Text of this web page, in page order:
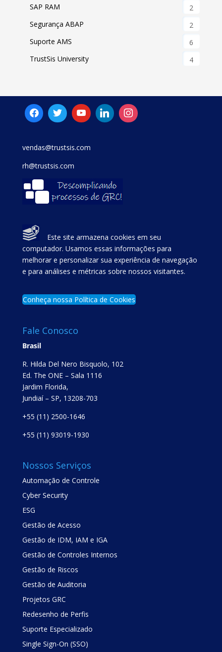
SAP RAM
2
Segurança ABAP
2
Suporte AMS
6
TrustSis University
4
vendas@trustsis.com
rh@trustsis.com
Este site armazena cookies em seu
computador. Usamos essas informações para
melhorar e personalizar sua experiência de navegação
e para análises e métricas sobre nossos visitantes.
Conheça nossa Política de Cookies
Fale Conosco
Brasil
R. Hilda Del Nero Bisquolo, 102
Ed. The ONE – Sala 1116
Jardim Florida,
Jundiaí – SP, 13208-703
+55 (11) 2500-1646
+55 (11) 93019-1930
Nossos Serviços
Automação de Controle
Cyber Security
ESG
Gestão de Acesso
Gestão de IDM, IAM e IGA
Gestão de Controles Internos
Gestão de Riscos
Gestão de Auditoria
Projetos GRC
Redesenho de Perfis
Suporte Especializado
Single Sign-On (SSO)